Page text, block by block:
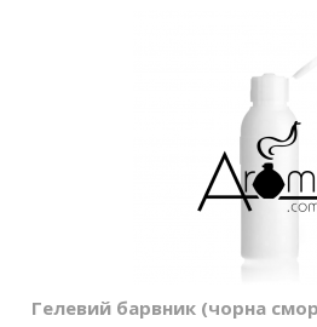
Гелевий барвник (чорна